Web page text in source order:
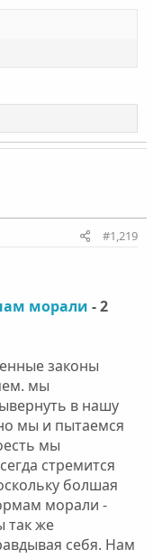
#1,219
морали - 2
законы
мы
в нашу
мы и пытаемся
мы
стремится
болшая
морали -
так же
себя. Нам